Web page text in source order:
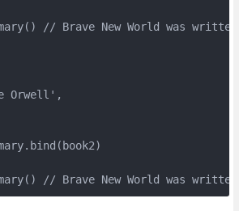
// Brave New World was
Orwell',
// Brave New World was